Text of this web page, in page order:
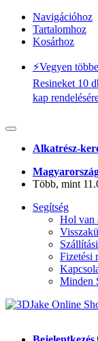
Navigációhoz
Tartalomhoz
Kosárhoz
⚡️Vegyen
Resineket 10
kap
Alkatrész-
Több, mint
Segítség
Hol van
Fizetési
Minden